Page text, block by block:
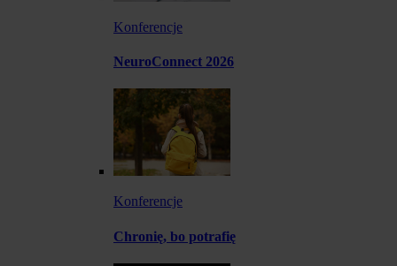
Konferencje
NeuroConnect 2026
Konferencje
Chronię, bo potrafię